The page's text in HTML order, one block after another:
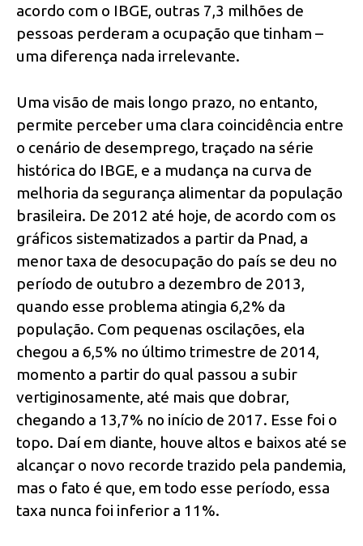
acordo com o IBGE, outras 7,3 milhões de
pessoas perderam a ocupação que tinham –
uma diferença nada irrelevante.
Uma visão de mais longo prazo, no entanto,
permite perceber uma clara coincidência entre
o cenário de desemprego, traçado na série
histórica do IBGE, e a mudança na curva de
melhoria da segurança alimentar da população
brasileira. De 2012 até hoje, de acordo com os
gráficos sistematizados a partir da Pnad, a
menor taxa de desocupação do país se deu no
período de outubro a dezembro de 2013,
quando esse problema atingia 6,2% da
população. Com pequenas oscilações, ela
chegou a 6,5% no último trimestre de 2014,
momento a partir do qual passou a subir
vertiginosamente, até mais que dobrar,
chegando a 13,7% no início de 2017. Esse foi o
topo. Daí em diante, houve altos e baixos até se
alcançar o novo recorde trazido pela pandemia,
mas o fato é que, em todo esse período, essa
taxa nunca foi inferior a 11%.